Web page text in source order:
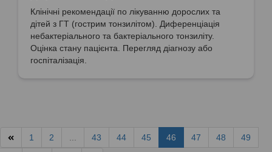
Клінічні рекомендації по лікуванню дорослих та
дітей з ГТ (гострим тонзилітом). Диференціація
небактеріального та бактеріального тонзиліту.
Оцінка стану пацієнта. Перегляд діагнозу або
госпіталізація.
1 2 43 44 45 46 47 48 49